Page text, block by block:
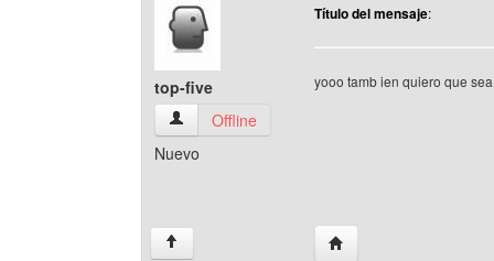
top-five
top-five Ver perfil del usuario
Offline
Nuevo
Título del mensaje:
yooo tamb ien quiero que
↑ Visitar sitio web del